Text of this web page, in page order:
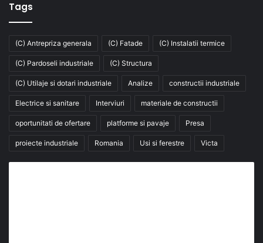
Tags
(C) Antrepriza generala (C) Fatade (C) Instalatii termice
(C) Pardoseli industriale (C) Structura
(C) Utilaje si dotari industriale Analize constructii industriale
Electrice si sanitare Interviuri materiale de constructii
oportunitati de ofertare platforme si pavaje Presa
proiecte industriale Romania Usi si ferestre Victa